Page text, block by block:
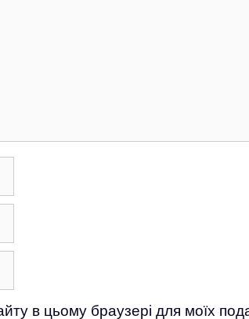
в цьому браузері для моїх